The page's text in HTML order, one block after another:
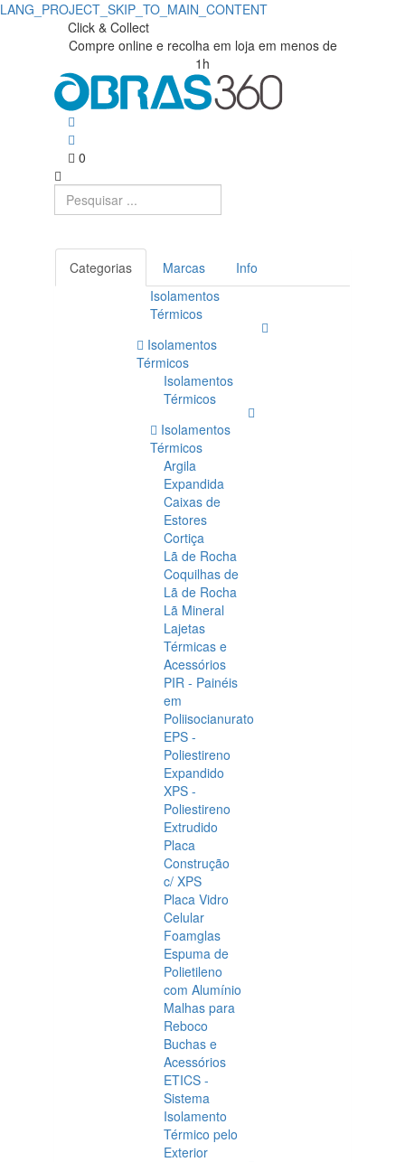
LANG_PROJECT_SKIP_TO_MAIN_CONTENT
Click & Collect
Compre online e recolha em loja em menos de
1h
0
Categorias Marcas
Info
Isolamentos
Térmicos
Isolamentos
Térmicos
Isolamentos
Térmicos
Isolamentos
Térmicos
Argila
Expandida
Caixas de
Estores
Cortiça
Lã de Rocha
Coquilhas de
Lã de Rocha
Lã Mineral
Lajetas
Térmicas e
Acessórios
PIR - Painéis
em
Poliisocianurato
EPS -
Poliestireno
Expandido
XPS -
Poliestireno
Extrudido
Placa
Construção
c/ XPS
Placa Vidro
Celular
Foamglas
Espuma de
Polietileno
com Alumínio
Malhas para
Reboco
Buchas e
Acessórios
ETICS -
Sistema
Isolamento
Térmico pelo
Exterior